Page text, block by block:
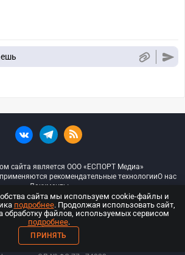
сайта является ООО «ЕСПОРТ Медиа»
рекомендательные технологииО нас
Документы
— Все права защищены
18+
Свидетельство о регистрации средств массовой
сайта мы используем cookie-файлы и
подробнее. Продолжая использовать сайт,
обработку файлов, используемых сервисом
подробнее.
ПРИНЯТЬ